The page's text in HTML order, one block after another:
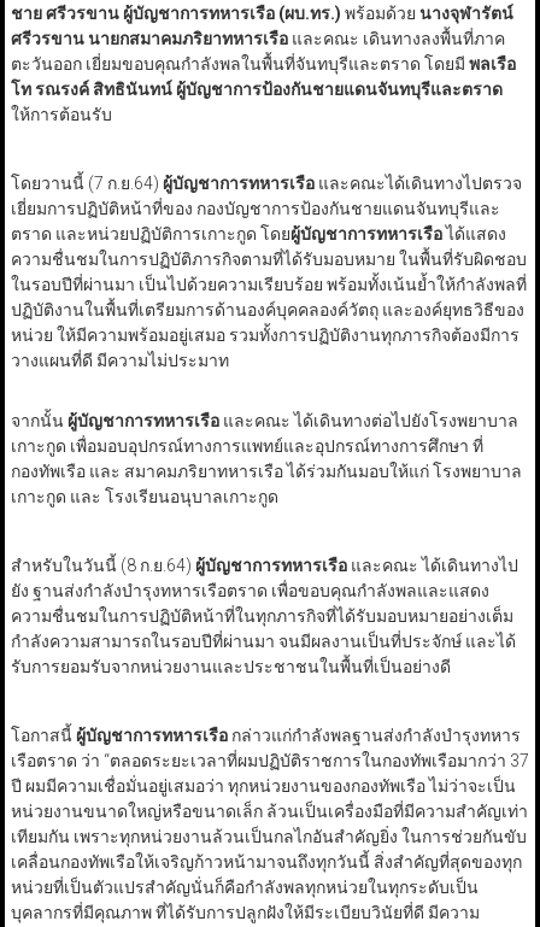
ชาย ศรีวรขาน ผู้บัญชาการทหารเรือ (ผบ.ทร.) พร้อมด้วย นางจุฬารัตน์
ศรีวรขาน นายกสมาคมภริยาทหารเรือและคณะ เดินทางลงพื้นที่ภาค
ตะวันออก เยี่ยมขอบคุณกำลังพลในพื้นที่จันทบุรีและตราด โดยมี พลเรือ
โท รณรงค์ สิทธินันทน์ ผู้บัญชาการป้องกันชายแดนจันทบุรีและตราด
ให้การต้อนรับ
โดยวานนี้ (7 ก.ย.64) ผู้บัญชาการทหารเรือและคณะได้เดินทางไปตรวจ
เยี่ยมการปฏิบัติหน้าที่ของ กองบัญชาการป้องกันชายแดนจันทบุรีและ
ตราด และหน่วยปฏิบัติการเกาะกูด โดยผู้บัญชาการทหารเรือได้แสดง
ความชื่นชมในการปฏิบัติภารกิจตามที่ได้รับมอบหมาย ในพื้นที่รับผิดชอบ
ในรอบปีที่ผ่านมา เป็นไปด้วยความเรียบร้อย พร้อมทั้งเน้นย้ำให้กำลังพลที่
ปฏิบัติงานในพื้นที่เตรียมการด้านองค์บุคคลองค์วัตถุ และองค์ยุทธวิธีของ
หน่วย ให้มีความพร้อมอยู่เสมอ รวมทั้งการปฏิบัติงานทุกภารกิจต้องมีการ
วางแผนที่ดี มีความไม่ประมาท
จากนั้น ผู้บัญชาการทหารเรือและคณะ ได้เดินทางต่อไปยังโรงพยาบาล
เกาะกูด เพื่อมอบอุปกรณ์ทางการแพทย์และอุปกรณ์ทางการศึกษา ที่
กองทัพเรือ และ สมาคมภริยาทหารเรือ ได้ร่วมกันมอบให้แก่ โรงพยาบาล
เกาะกูด และ โรงเรียนอนุบาลเกาะกูด
สำหรับในวันนี้ (8 ก.ย.64) ผู้บัญชาการทหารเรือและคณะ ได้เดินทางไป
ยัง ฐานส่งกำลังบำรุงทหารเรือตราด เพื่อขอบคุณกำลังพลและแสดง
ความชื่นชมในการปฏิบัติหน้าที่ในทุกภารกิจที่ได้รับมอบหมายอย่างเต็ม
กำลังความสามารถในรอบปีที่ผ่านมา จนมีผลงานเป็นที่ประจักษ์ และได้
รับการยอมรับจากหน่วยงานและประชาชนในพื้นที่เป็นอย่างดี
โอกาสนี้ ผู้บัญชาการทหารเรือกล่าวแก่กำลังพลฐานส่งกำลังบำรุงทหาร
เรือตราด ว่า “ตลอดระยะเวลาที่ผมปฏิบัติราชการในกองทัพเรือมากว่า 37
ปี ผมมีความเชื่อมั่นอยู่เสมอว่า ทุกหน่วยงานของกองทัพเรือ ไม่ว่าจะเป็น
หน่วยงานขนาดใหญ่หรือขนาดเล็ก ล้วนเป็นเครื่องมือที่มีความสำคัญเท่า
เทียมกัน เพราะทุกหน่วยงานล้วนเป็นกลไกอันสำคัญยิ่ง ในการช่วยกันขับ
เคลื่อนกองทัพเรือให้เจริญก้าวหน้ามาจนถึงทุกวันนี้ สิ่งสำคัญที่สุดของทุก
หน่วยที่เป็นตัวแปรสำคัญนั่นก็คือกำลังพลทุกหน่วยในทุกระดับเป็น
บุคลากรที่มีคุณภาพ ที่ได้รับการปลูกฝังให้มีระเบียบวินัยที่ดี มีความ